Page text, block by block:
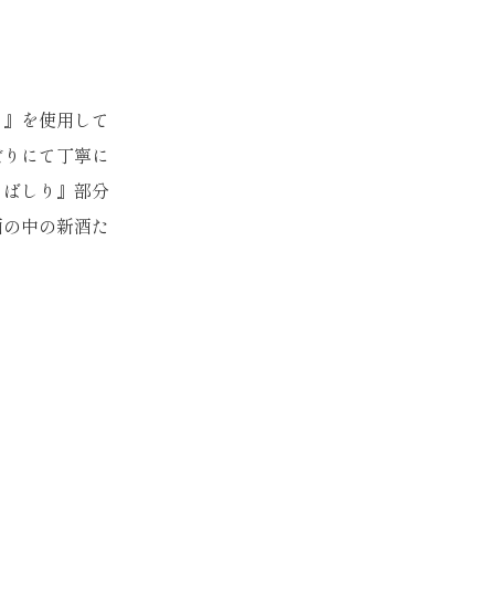
を使用して
にて丁寧に
しり』部分
中の新酒た